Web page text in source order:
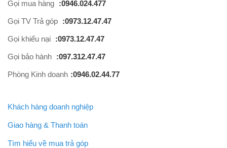
Gọi mua hàng :0946.024.477
Gọi TV Trả góp :0973.12.47.47
Gọi khiếu nại :0973.12.47.47
Gọi bảo hành :097.312.47.47
Phòng Kinh doanh :0946.02.44.77
Khách hàng doanh nghiệp
Giao hàng & Thanh toán
Tìm hiểu về mua trả góp